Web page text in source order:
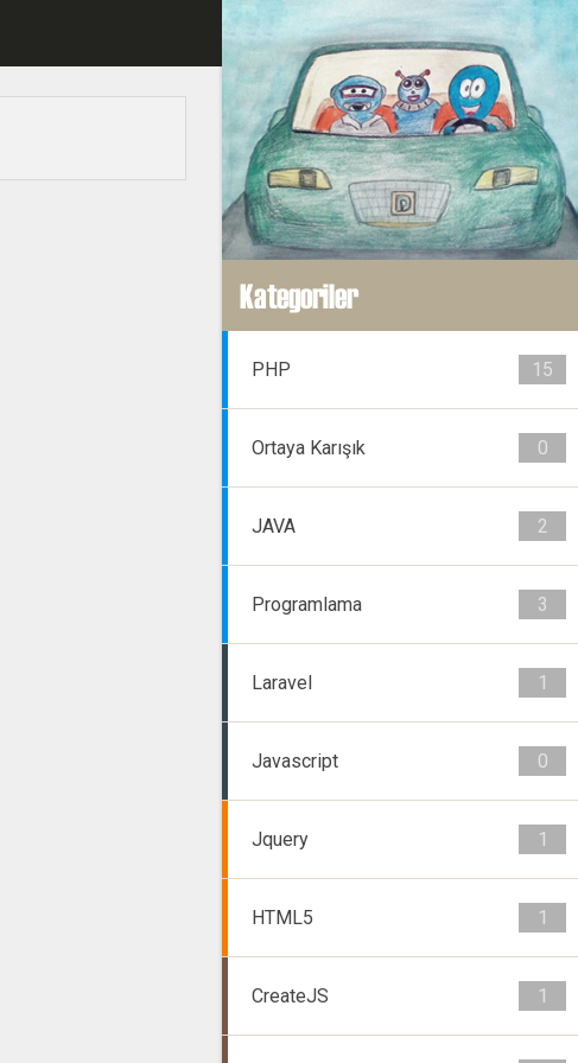
Kategoriler
PHP 15
Ortaya Karışık 0
JAVA 2
Programlama 3
Laravel 1
Javascript 0
Jquery 1
HTML5 1
CreateJS 1